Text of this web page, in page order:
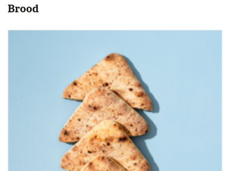
Brood